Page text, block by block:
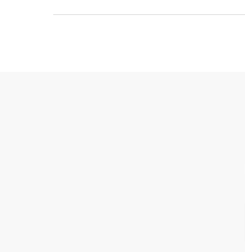
Duljina